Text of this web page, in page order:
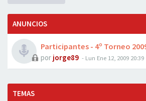
ANUNCIOS
Participantes - 4º Torneo
por jorge89 - Lun Ene 12, 2009 20:39
TEMAS